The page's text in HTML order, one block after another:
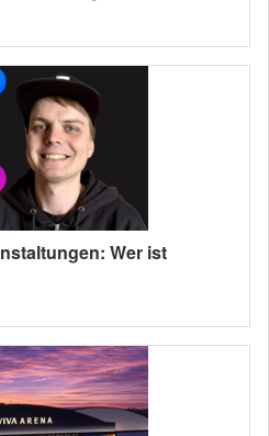
Wer ist